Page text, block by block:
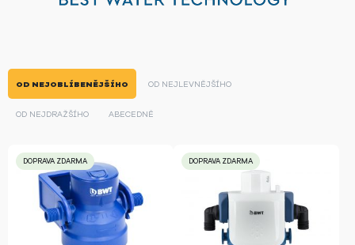
OD NEJOBLÍBENĚJŠÍHO OD NEJLEVNĚJŠÍHO
OD NEJDRAŽŠÍHO ABECEDNĚ
DOPRAVA ZDARMA DOPRAVA ZDARMA